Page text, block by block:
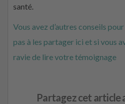
santé.
Vous avez d’autres conseils
pas à les partager ici et si vous
ravie de lire votre témoignage
Partagez cet article